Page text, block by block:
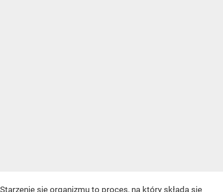
Starzenie się organizmu to proces, na który składa się